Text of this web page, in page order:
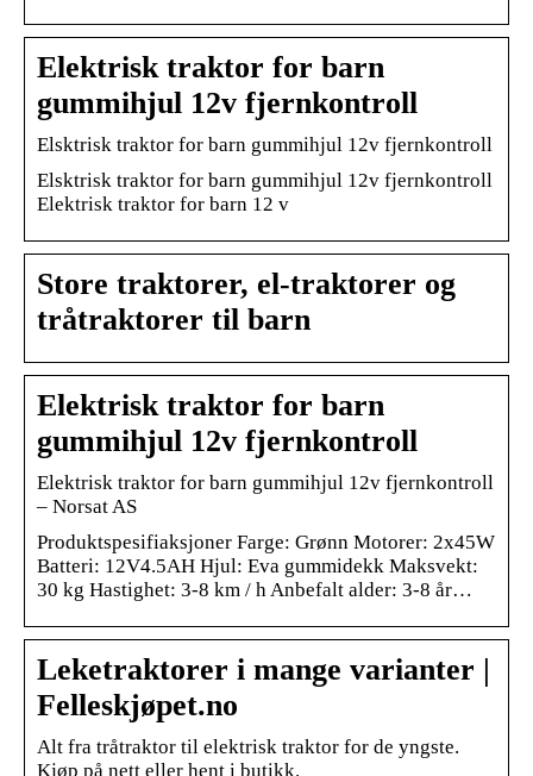
Elektrisk traktor for barn
gummihjul 12v fjernkontroll
Elsktrisk traktor for barn gummihjul 12v fjernkontroll
Elsktrisk traktor for barn gummihjul 12v fjernkontroll
Elektrisk traktor for barn 12 v
Store traktorer, el-traktorer og
tråtraktorer til barn
Elektrisk traktor for barn
gummihjul 12v fjernkontroll
Elektrisk traktor for barn gummihjul 12v fjernkontroll
– Norsat AS
Produktspesifiaksjoner Farge: Grønn Motorer: 2x45W
Batteri: 12V4.5AH Hjul: Eva gummidekk Maksvekt:
30 kg Hastighet: 3-8 km / h Anbefalt alder: 3-8 år…
Leketraktorer i mange varianter |
Felleskjøpet.no
Alt fra tråtraktor til elektrisk traktor for de yngste.
Kjøp på nett eller hent i butikk.